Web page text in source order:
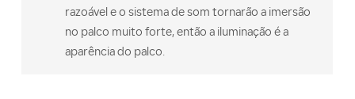
razoável e o sistema de som tornarão a imersão
no palco muito forte, então a iluminação é a
aparência do palco.